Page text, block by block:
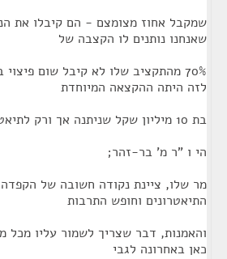
שמקבל אחוז מצומצם - הם קיבלו את
שאנחנו נותנים לו הקצבה של
70% מהתקציב שלו לא קיבל שום
לזה היתה ההקצאה המיוחדת
בת 10 מיליון שקל שניתנה אך ורק לתיאטרונים ב-1991.
הי ו "ר מ' בר-זהר;
מר שלו, ציינת נקודה חשובה של
התיאטרונים וחופש התרבות
והאמנות, דבר שצריך לשמור עליו מכל
כאן באחרונה לגבי